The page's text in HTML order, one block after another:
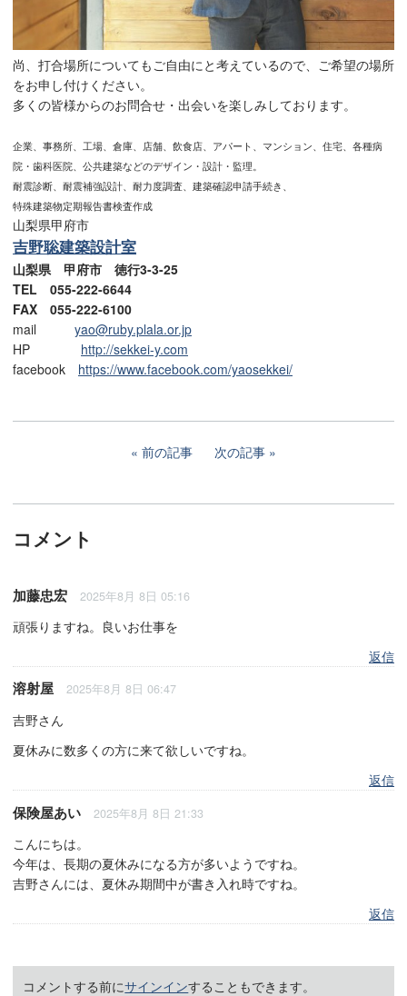
尚、打合場所についてもご自由にと考えているので、ご希望の場所
をお申し付けください。
多くの皆様からのお問合せ・出会いを楽しみしております。
企業、事務所、工場、倉庫、店舗、飲食店、アパート、マンション、住宅、各種病
院・歯科医院、公共建築などのデザイン・設計・監理。
耐震診断、耐震補強設計、耐力度調査、建築確認申請手続き、
特殊建築物定期報告書検査作成
山梨県甲府市
吉野聡建築設計室
山梨県 甲府市 徳行3-3-25
TEL 055-222-6644
FAX 055-222-6100
mail yao@ruby.plala.or.jp
HP http://sekkei-y.com
facebook https://www.facebook.com/yaosekkei/
前の記事 次の記事
コメント
加藤忠宏 2025年8月 8日 05:16
頑張りますね。良いお仕事を
返信
溶射屋 2025年8月 8日 06:47
吉野さん
夏休みに数多くの方に来て欲しいですね。
返信
保険屋あい 2025年8月 8日 21:33
こんにちは。
今年は、長期の夏休みになる方が多いようですね。
吉野さんには、夏休み期間中が書き入れ時ですね。
返信
コメントする前にサインインすることもできます。